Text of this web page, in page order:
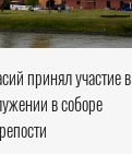
принял участие в
в соборе